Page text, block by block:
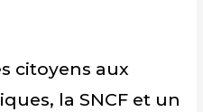
citoyens aux
la SNCF et un